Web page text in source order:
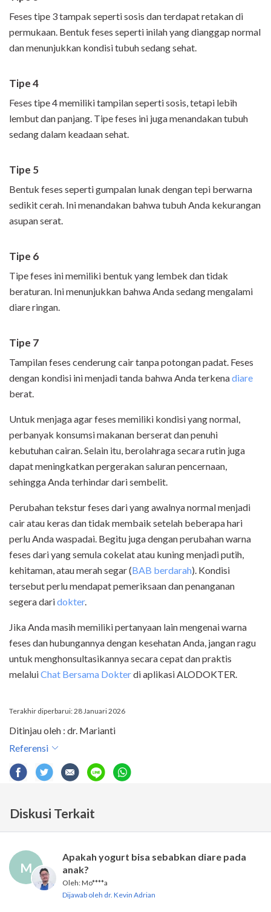
Feses tipe 3 tampak seperti sosis dan terdapat retakan di
permukaan. Bentuk feses seperti inilah yang dianggap normal
dan menunjukkan kondisi tubuh sedang sehat.
Tipe 4
Feses tipe 4 memiliki tampilan seperti sosis, tetapi lebih
lembut dan panjang. Tipe feses ini juga menandakan tubuh
sedang dalam keadaan sehat.
Tipe 5
Bentuk feses seperti gumpalan lunak dengan tepi berwarna
sedikit cerah. Ini menandakan bahwa tubuh Anda kekurangan
asupan serat.
Tipe 6
Tipe feses ini memiliki bentuk yang lembek dan tidak
beraturan. Ini menunjukkan bahwa Anda sedang mengalami
diare ringan.
Tipe 7
Tampilan feses cenderung cair tanpa potongan padat. Feses
dengan kondisi ini menjadi tanda bahwa Anda terkenadiare
berat.
Untuk menjaga agar feses memiliki kondisi yang normal,
perbanyak konsumsi makanan berserat dan penuhi
kebutuhan cairan. Selain itu, berolahraga secara rutin juga
dapat meningkatkan pergerakan saluran pencernaan,
sehingga Anda terhindar dari sembelit.
Perubahan tekstur feses dari yang awalnya normal menjadi
cair atau keras dan tidak membaik setelah beberapa hari
perlu Anda waspadai. Begitu juga dengan perubahan warna
feses dari yang semula cokelat atau kuning menjadi putih,
kehitaman, atau merah segar (BAB berdarah). Kondisi
tersebut perlu mendapat pemeriksaan dan penanganan
segera daridokter.
Jika Anda masih memiliki pertanyaan lain mengenai warna
feses dan hubungannya dengan kesehatan Anda, jangan ragu
untuk menghonsultasikannya secara cepat dan praktis
melaluiChat Bersama Dokterdi aplikasi ALODOKTER.
Terakhir diperbarui: 28 Januari 2026